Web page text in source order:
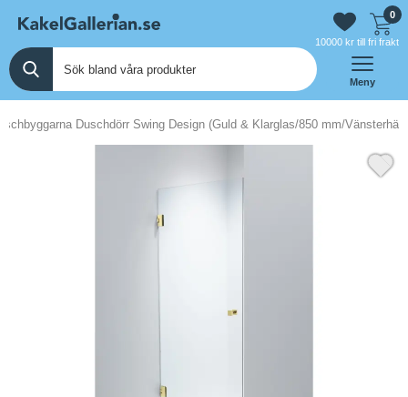
0
10000 kr till fri frakt
Meny
Duschdörr Swing Design (Guld & Klarglas/850 mm/